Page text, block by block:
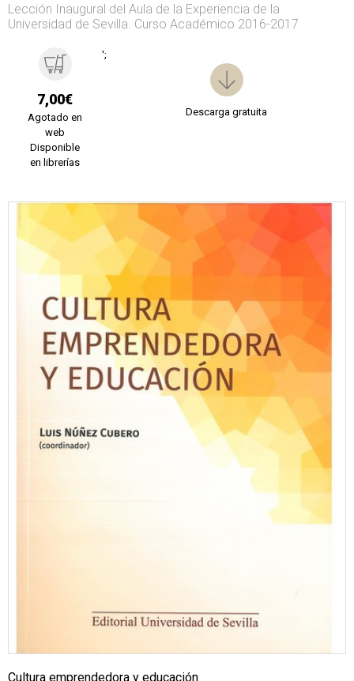
Lección Inaugural del Aula de la Experiencia de la
Universidad de Sevilla. Curso Académico 2016-2017
7,00€
Agotado en
web
Disponible
en librerías
';
Descarga gratuita
Cultura emprendedora y educación